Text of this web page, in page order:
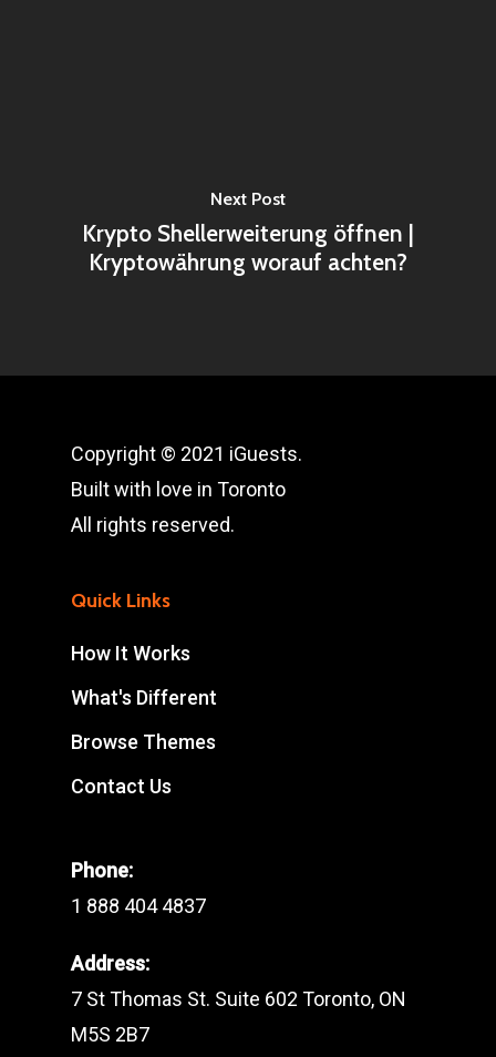
Next Post
Krypto Shellerweiterung öffnen |
Kryptowährung worauf achten?
Copyright © 2021 iGuests.
Built with love in Toronto
All rights reserved.
Quick Links
How It Works
What's Different
Browse Themes
Contact Us
Phone:
1 888 404 4837
Address:
7 St Thomas St. Suite 602 Toronto, ON
M5S 2B7